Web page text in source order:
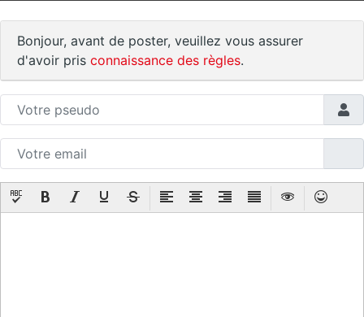
Bonjour, avant de poster, veuillez vous assurer
d'avoir pris connaissance des règles.